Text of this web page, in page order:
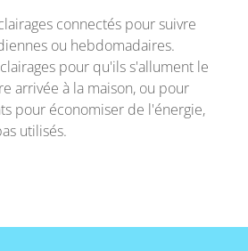
connectés pour suivre
ou hebdomadaires.
pour qu'ils s'allument le
arrivée à la maison, ou pour
pour économiser de l'énergie,
utilisés.